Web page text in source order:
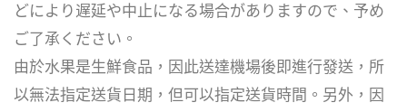
どにより遅延や中止になる場合がありますので、予め
ご了承ください。
由於水果是生鮮食品，因此送達機場後即進行發送，所
以無法指定送貨日期，但可以指定送貨時間。另外，因